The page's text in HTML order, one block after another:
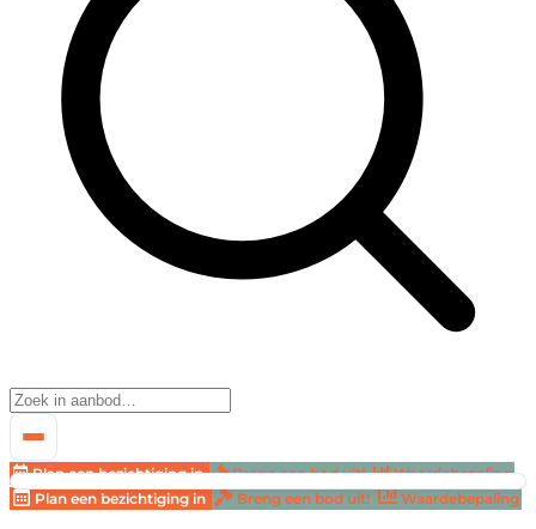
Plan een bezichtiging in Breng een bod uit!
Waardebepaling
Plan een bezichtiging in
Breng een bod uit! Waardebepaling